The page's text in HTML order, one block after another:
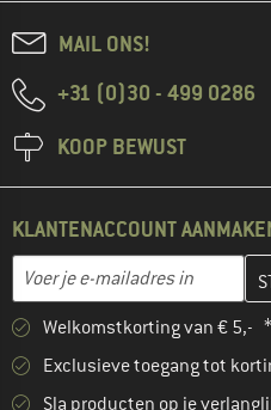
MAIL ONS!
+31 (0)30 - 499 0286
KOOP BEWUST
KLANTENACCOUNT
E-mailadres
Vul je e-mailadres hier in en
Welkomstkorting van € 5,-
Exclusieve toegang tot
Sla producten op je